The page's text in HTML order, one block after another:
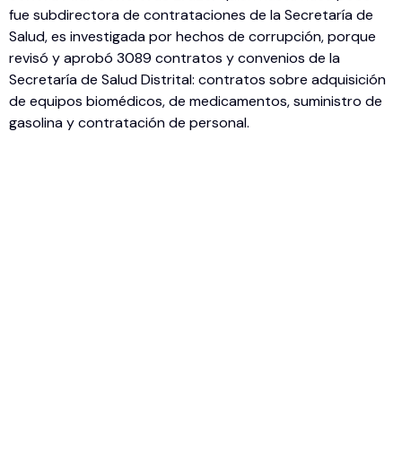
fue subdirectora de contrataciones de la Secretaría de
Salud, es investigada por hechos de corrupción, porque
revisó y aprobó 3089 contratos y convenios de la
Secretaría de Salud Distrital: contratos sobre adquisición
de equipos biomédicos, de medicamentos, suministro de
gasolina y contratación de personal.